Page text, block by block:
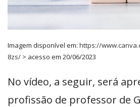
Imagem disponível em: https://
8zs/ > acesso em 20/06/2023
No vídeo, a seguir, será
profissão de professor de